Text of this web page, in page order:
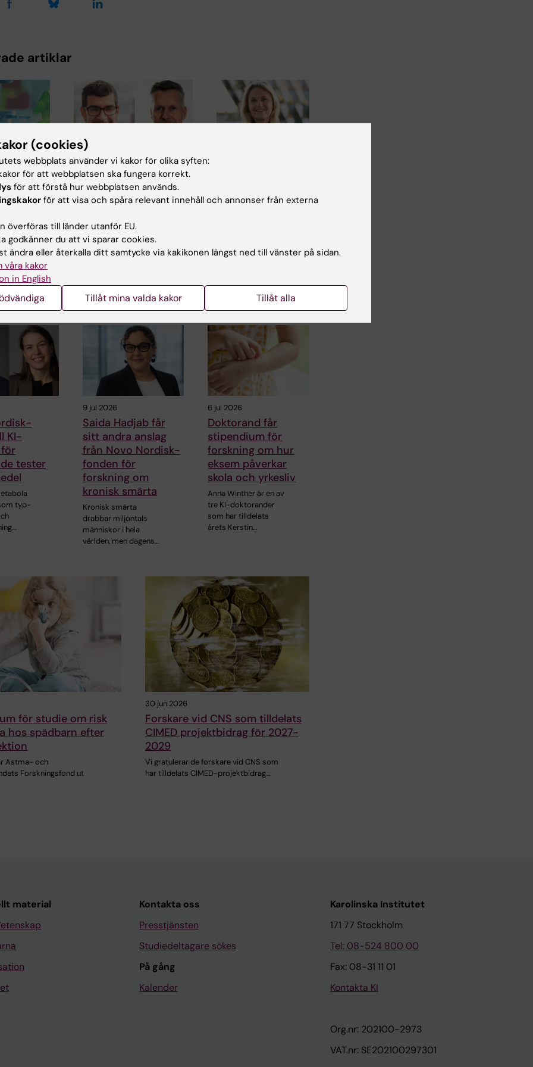
artiklar
för
24 jul 2026
Två KI-forskare får
innovationsfinansiering
Wallenbergs Stiftelse
Professor Gonçalo
Castelo-Branco och
anslag för
Helena Karlström,
KI-
tester
typ-
9 jul 2026
Saida Hadjab får
sitt andra anslag
från Novo Nordisk-
fonden för
forskning om
kronisk smärta
Kronisk smärta
drabbar miljontals
människor i hela
världen, men dagens…
6 jul 2026
Doktorand får
stipendium för
forskning om hur
eksem påverkar
skola och yrkesliv
Anna Winther är en av
tre KI-doktorander
som har tilldelats
årets Kerstin…
för studie om risk
hos spädbarn efter
Astma- och
Forskningsfond ut
30 jun 2026
Forskare vid CNS som tilldelats
CIMED projektbidrag för 2027-
2029
Vi gratulerar de forskare vid CNS som
har tilldelats CIMED-projektbidrag…
material
Kontakta oss
Presstjänsten
Studiedeltagare sökes
På gång
Kalender
Karolinska Institutet
171 77 Stockholm
Tel: 08-524 800 00
Fax: 08-31 11 01
Kontakta KI
Org.nr: 202100-2973
VAT.nr: SE202100297301
(cookies)
webbplats använder vi kakor för olika syften:
för att webbplatsen ska fungera korrekt.
för att förstå hur webbplatsen används.
för att visa och spåra relevant innehåll och annonser från externa
överföras till länder utanför EU.
godkänner du att vi sparar cookies.
ändra eller återkalla ditt samtycke via kakikonen längst ned till vänster på sidan.
våra kakor
in English
Tillåt mina valda kakor Tillåt alla